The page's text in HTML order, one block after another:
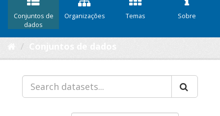
Conjuntos de
dados
Organizações Temas Sobre